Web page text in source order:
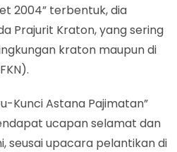
2004” terbentuk, dia
Prajurit Kraton, yang sering
kraton maupun di
Kunci Astana Pajimatan”
ucapan selamat dan
seusai upacara pelantikan di